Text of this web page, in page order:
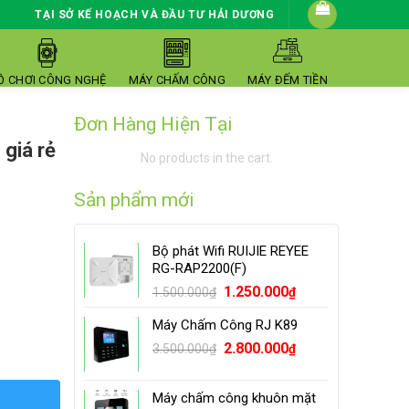
TẠI SỞ KẾ HOẠCH VÀ ĐẦU TƯ HẢI DƯƠNG
CHƠI CÔNG NGHỆ MÁY CHẤM CÔNG MÁY ĐẾM TIỀN
giá rẻ
Đơn Hàng Hiện Tại
No products in the cart.
Sản phẩm mới
Bộ phát Wifi RUIJIE REYEE
RG-RAP2200(F)
1.500.000₫ Original
was:
1.500.000₫.
1.250.000₫Current
is:
1.250.000₫.
Máy Chấm Công RJ K89
3.500.000₫ Original
3.500.000₫.
2.800.000₫Current
2.800.000₫.
Máy chấm công khuôn mặt